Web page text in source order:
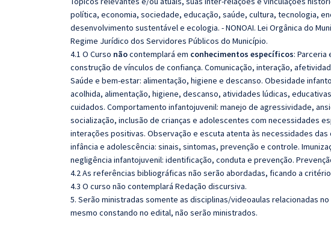
política, economia, sociedade, educação, saúde, cultura, tecnologia,
desenvolvimento sustentável e ecologia. - NONOAI. Lei Orgânica do
Regime Jurídico dos Servidores Públicos do Município.
4.1 O Curso nãocontemplará em conhecimentos específicos: Parceria
construção de vínculos de confiança. Comunicação, interação,
Saúde e bem-estar: alimentação, higiene e descanso. Obesidade
acolhida, alimentação, higiene, descanso, atividades lúdicas,
cuidados. Comportamento infantojuvenil: manejo de agressividade,
socialização, inclusão de crianças e adolescentes com necessidades
interações positivas. Observação e escuta atenta às necessidades das
infância e adolescência: sinais, sintomas, prevenção e controle.
negligência infantojuvenil: identificação, conduta e prevenção.
4.2 As referências bibliográficas não serão abordadas, ficando a
4.3 O curso não contemplará Redação discursiva.
5. Serão ministradas somente as disciplinas/videoaulas relacionadas
mesmo constando no edital, não serão ministrados.